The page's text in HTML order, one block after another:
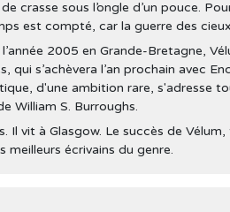
de crasse sous l’ongle d’un pouce.
est compté, car la guerre des
2005 en Grande-Bretagne,
qui s’achèvera l’an prochain avec
d'une ambition rare, s'adresse
William S. Burroughs.
Il vit à Glasgow. Le succès de
meilleurs écrivains du genre.